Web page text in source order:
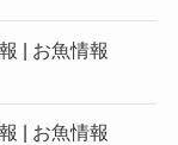
| お魚情報
| お魚情報